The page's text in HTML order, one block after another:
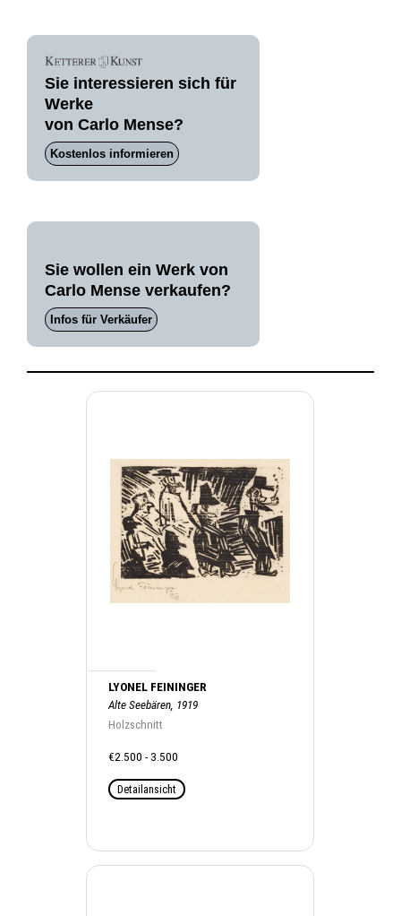
Sie interessieren sich für
Werke
von Carlo Mense?
Kostenlos informieren
Sie wollen ein Werk von
Carlo Mense verkaufen?
Infos für Verkäufer
LYONEL FEININGER
Alte Seebären, 1919
Holzschnitt
€2.500 - 3.500
Detailansicht